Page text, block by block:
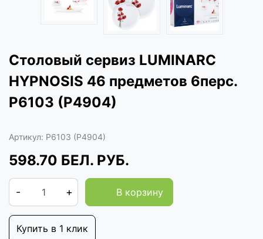
Столовый сервиз LUMINARC
HYPNOSIS 46 предметов 6перс.
P6103 (P4904)
Артикул: P6103 (P4904)
598.70 БЕЛ. РУБ.
- + В корзину
Купить в 1 клик